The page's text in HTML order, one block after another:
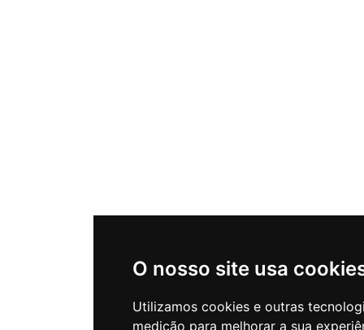
O nosso site usa
Utilizamos cookies e outras
medição para melhorar a sua